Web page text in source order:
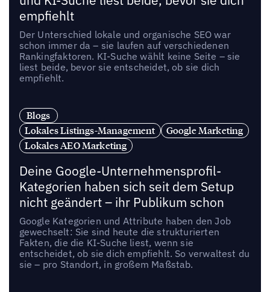
empfiehlt
Der Unterschied lokale und organische SEO war
schon immer da – sie laufen auf verschiedenen
Rankingfaktoren. KI-Suche wählt keine Seite – sie
liest beide, bevor sie entscheidet, ob sie dich
empfiehlt.
Blogs
Lokales Listings-Management
Google Marketing
Lokales AEO Marketing
Deine Google-Unternehmensprofil-
Kategorien haben sich seit dem Setup
nicht geändert – ihr Publikum schon
Google Kategorien und Attribute haben den Job
gewechselt: Sie sind heute die strukturierten
Fakten, die die KI-Suche liest, wenn sie
entscheidet, ob sie dich empfiehlt. So verwaltest du
sie – pro Standort, in großem Maßstab.